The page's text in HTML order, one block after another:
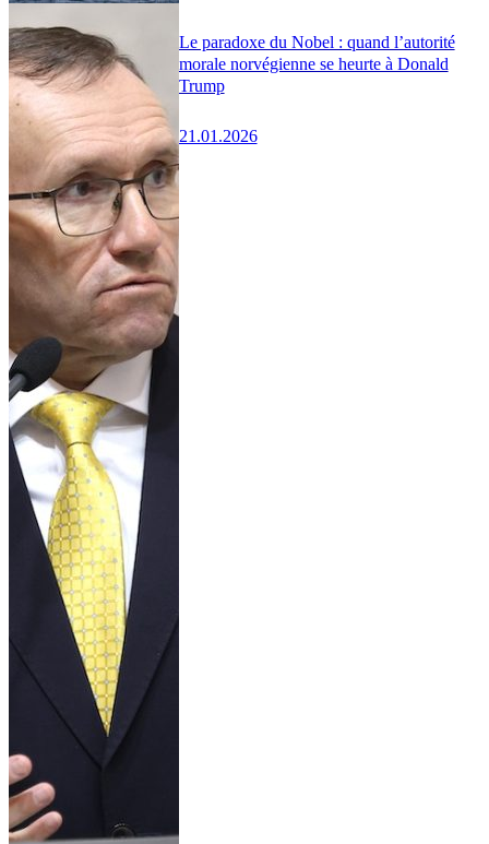
Le paradoxe du Nobel : quand l’autorité
morale norvégienne se heurte à Donald
Trump
21.01.2026